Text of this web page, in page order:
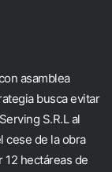
asamblea
busca evitar
S.R.L al
cese de la obra
hectáreas de